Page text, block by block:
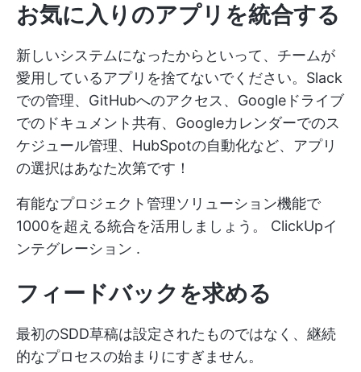
お気に入りのアプリを統合する
新しいシステムになったからといって、チームが
愛用しているアプリを捨てないでください。Slack
での管理、GitHubへのアクセス、Googleドライブ
でのドキュメント共有、Googleカレンダーでのス
ケジュール管理、HubSpotの自動化など、アプリ
の選択はあなた次第です！
有能なプロジェクト管理ソリューション機能で
1000を超える統合を活用しましょう。 ClickUpイ
ンテグレーション .
フィードバックを求める
最初のSDD草稿は設定されたものではなく、継続
的なプロセスの始まりにすぎません。